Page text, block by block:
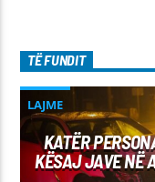
TË FUNDIT
LAJME
KATËR
KËSAJ JAVE NË